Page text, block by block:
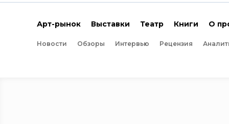
Арт-рынок Выставки Театр Книги О
Новости Обзоры Интервью Рецензия